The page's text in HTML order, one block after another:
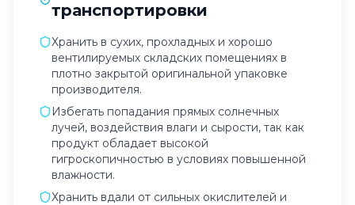
транспортировки
Хранить в сухих, прохладных и хорошо
вентилируемых складских помещениях в
плотно закрытой оригинальной упаковке
производителя.
Избегать попадания прямых солнечных
лучей, воздействия влаги и сырости, так как
продукт обладает высокой
гигроскопичностью в условиях повышенной
влажности.
Хранить вдали от сильных окислителей и